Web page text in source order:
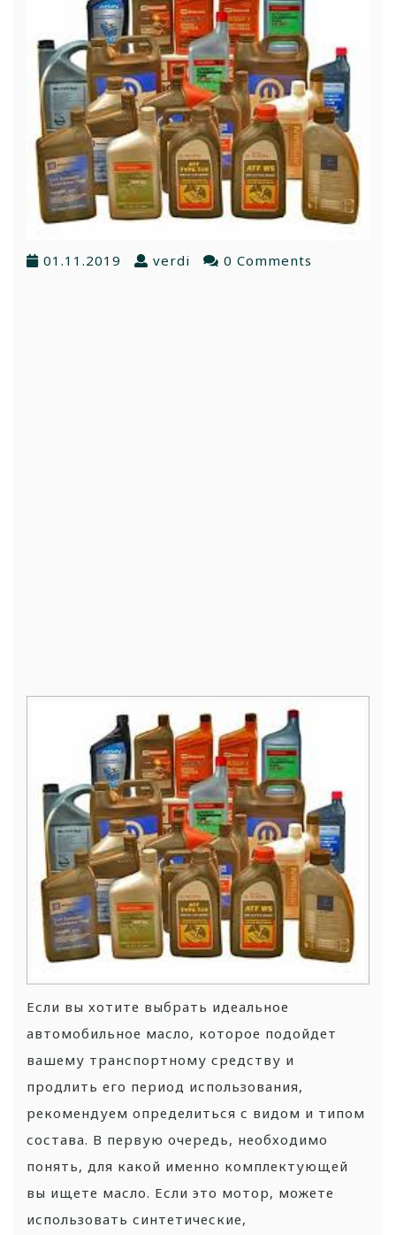
01.11.2019 verdi 0 Comments
Если вы хотите выбрать идеальное
автомобильное масло, которое подойдет
вашему транспортному средству и
продлить его период использования,
рекомендуем определиться с видом и типом
состава. В первую очередь, необходимо
понять, для какой именно комплектующей
вы ищете масло. Если это мотор, можете
использовать синтетические,